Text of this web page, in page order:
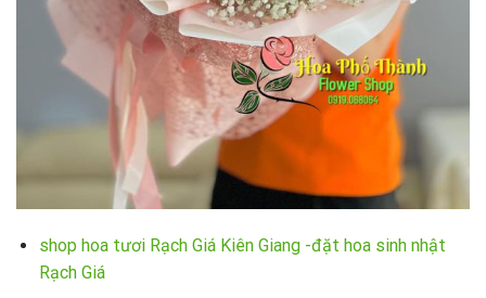
shop hoa tươi Rạch Giá Kiên Giang -đặt hoa sinh nhật
Rạch Giá